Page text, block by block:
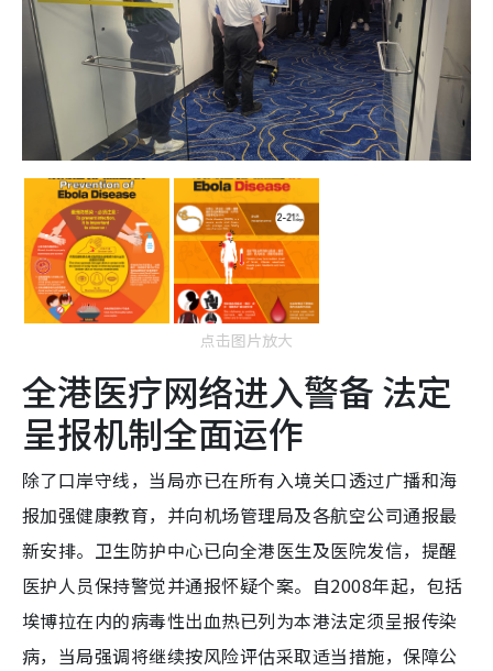
点击图片放大
全港医疗网络进入警备 法定
呈报机制全面运作
除了口岸守线，当局亦已在所有入境关口透过广播和海
报加强健康教育，并向机场管理局及各航空公司通报最
新安排。卫生防护中心已向全港医生及医院发信，提醒
医护人员保持警觉并通报怀疑个案。自2008年起，包括
埃博拉在内的病毒性出血热已列为本港法定须呈报传染
病，当局强调将继续按风险评估采取适当措施，保障公